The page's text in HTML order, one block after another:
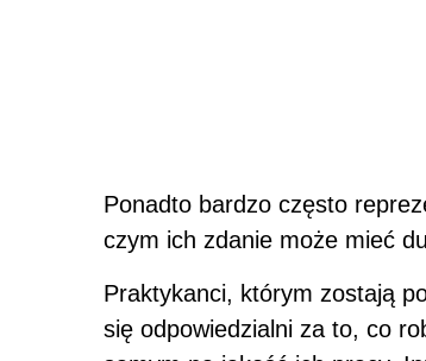
Ponadto bardzo często
czym ich zdanie może mieć
Praktykanci, którym zostają
się odpowiedzialni za to, co